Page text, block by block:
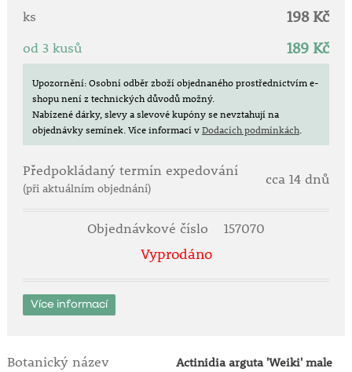
ks
198 Kč
od 3 kusů 189 Kč
Upozornění: Osobní odběr zboží objednaného prostřednictvím e-
shopu není z technických důvodů možný.
Nabízené dárky, slevy a slevové kupóny se nevztahují na
objednávky semínek.Více informací vDodacích podmínkách.
Předpokládaný termín expedování
(při aktuálním objednání)
cca 14 dnů
Objednávkové číslo 157070
Vyprodáno
Více informací
Botanický název Actinidia arguta 'Weiki' male